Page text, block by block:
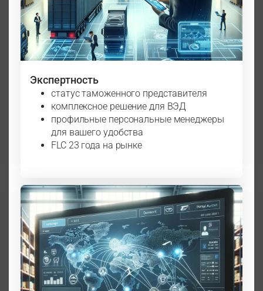
Экспертность
статус таможенного представителя
комплексное решение для ВЭД
профильные персональные менеджеры
для вашего удобства
FLC 23 года на рынке